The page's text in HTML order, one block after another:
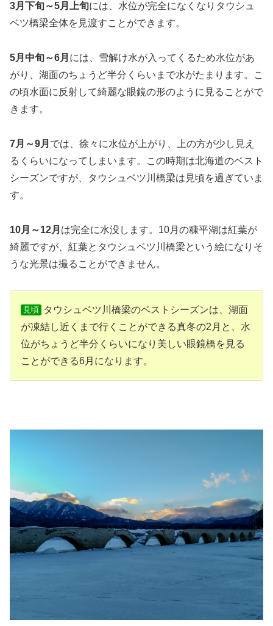
3月下旬～5月上旬には、水位が完全になくなりタウシュ
ベツ橋梁全体を見渡すことができます。
5月中旬～6月 には、雪解け水が入ってくるため水位があ
がり、湖面のちょうど半分くらいまで水がたまります。こ
の頃水面に反射して綺麗な眼鏡の形のように見ることがで
きます。
7月～9月 では、徐々に水位が上がり、上の方が少し見え
るくらいになってしまいます。この時期は北海道のベスト
シーズンですが、タウシュベツ川橋梁は見頃を過ぎていま
す。
10月～12月 は完全に水没します。10月の糠平湖は紅葉が
綺麗ですが、紅葉とタウシュベツ川橋梁という絵になりそ
うな光景は撮ることができません。
見頃
タウシュベツ川橋梁のベストシーズンは、湖面
が凍結し近くまで行くことができる真冬の2月と、水
位がちょうど半分くらいになり美しい眼鏡橋を見る
ことができる6月になります。